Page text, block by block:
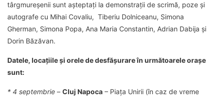
târgmureșenii sunt așteptați la demonstrații de scrimă, poze și
autografe cu Mihai Covaliu, Tiberiu Dolniceanu, Simona
Gherman, Simona Popa, Ana Maria Constantin, Adrian Dabija și
Dorin Băzăvan.
Datele, locațiile și orele de desfășurare în următoarele orașe
sunt:
* 4 septembrie – Cluj Napoca – Piața Unirii (în caz de vreme